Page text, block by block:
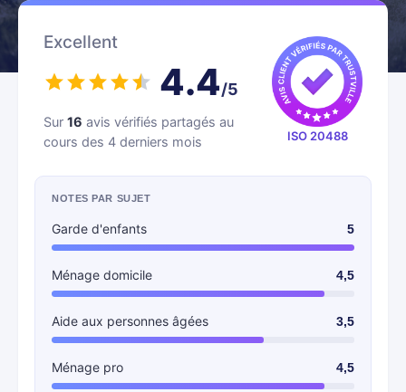
Excellent
4.4/5
Sur 16 avis vérifiés partagés au
cours des 4 derniers mois
ISO 20488
NOTES PAR SUJET
Garde d'enfants 5
Ménage domicile 4,5
Aide aux personnes âgées 3,5
Ménage pro 4,5